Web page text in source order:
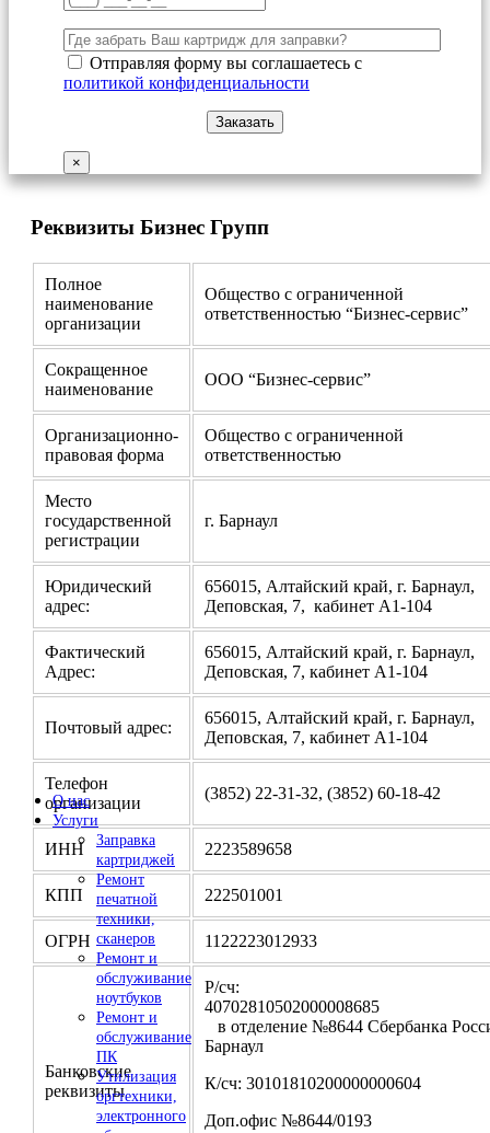
О нас
Услуги
Заправка
картриджей
Ремонт
печатной
техники,
сканеров
Ремонт и
обслуживание
ноутбуков
Ремонт и
обслуживание
ПК
Утилизация
оргтехники,
электронного
Отправляя форму вы соглашаетесь с
политикой конфиденциальности
×
Реквизиты Бизнес Групп
Полное
наименование
организации
Общество с ограниченной
ответственностью “Бизнес-сервис”
Сокращенное
наименование
ООО “Бизнес-сервис”
Организационно-
правовая форма
Общество с ограниченной
ответственностью
Место
государственной
регистрации
г. Барнаул
Юридический
адрес:
656015, Алтайский край, г. Барнаул,
Деповская, 7, кабинет А1-104
Фактический
Адрес:
656015, Алтайский край, г. Барнаул,
Деповская, 7, кабинет А1-104
Почтовый адрес:
656015, Алтайский край, г. Барнаул,
Деповская, 7, кабинет А1-104
Телефон
организации
(3852) 22-31-32, (3852) 60-18-42
ИНН 2223589658
КПП 222501001
ОГРН 1122223012933
Банковские
реквизиты
Р/сч:
в отделение №8644 Сбербанка
Барнаул
К/сч: 30101810200000000604
Доп.офис №8644/0193